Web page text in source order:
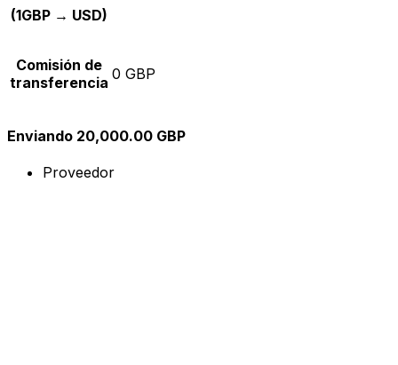
(1GBP → USD)
Comisión de
transferencia 0 GBP
Enviando 20,000.00 GBP
Proveedor